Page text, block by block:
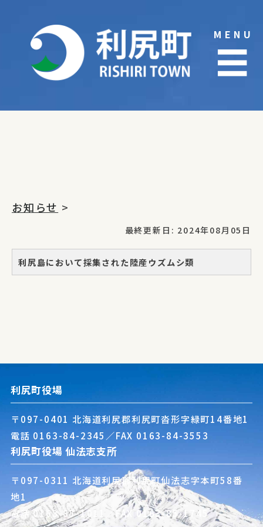
content
MENU
☰
お知らせ >
最終更新日: 2024年08月05日
利尻島において採集された陸産ウズムシ類
利尻町役場
〒097-0401 北海道利尻郡利尻町沓形字緑町14番地1
電話 0163-84-2345 ／FAX 0163-84-3553
利尻町役場 仙法志支所
〒097-0311 北海道利尻郡利尻町仙法志字本町58番
地1
電話0163-85-1011 ／FAX 0163-85-1745